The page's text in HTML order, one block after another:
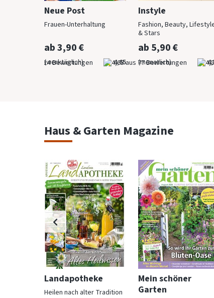
Neue Post
Frauen-Unterhaltung
ab 3,90 €
(werktäglich) 4,65
Instyle
Fashion, Beauty,
& Stars
ab 5,90 €
(monatlich)
Haus & Garten Magazine
Landapotheke
Heilen nach alter Tradition
Mein schöner
Garten